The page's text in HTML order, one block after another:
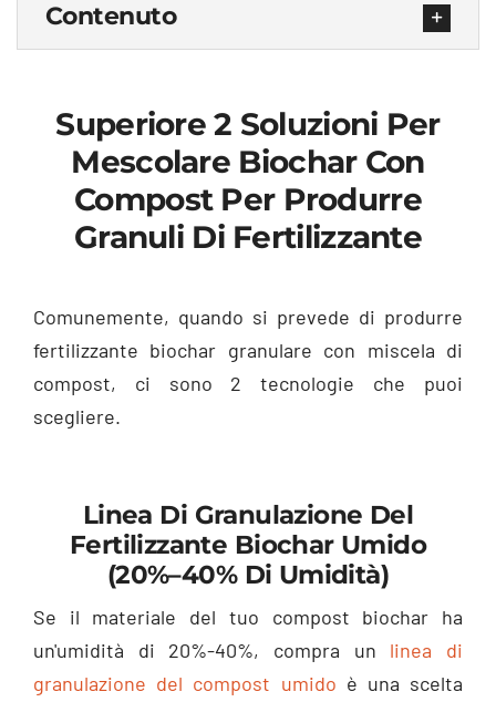
Contenuto
Superiore 2 Soluzioni Per
Mescolare Biochar Con
Compost Per Produrre
Granuli Di Fertilizzante
Comunemente, quando si prevede di produrre
fertilizzante biochar granulare con miscela di
compost, ci sono 2 tecnologie che puoi
scegliere.
Linea Di Granulazione Del
Fertilizzante Biochar Umido
(20%–40% Di Umidità)
Se il materiale del tuo compost biochar ha
un'umidità di 20%-40%, compra un linea di
granulazione del compost umido è una scelta